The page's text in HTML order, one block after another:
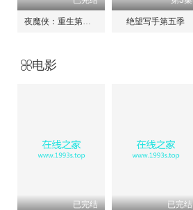
夜魔侠：重生第二季 绝望写手第五季
电影
已完结 已完结